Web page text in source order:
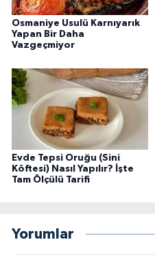
Osmaniye Usulü Karnıyarık
Yapan Bir Daha
Vazgeçmiyor
Evde Tepsi Oruğu (Sini
Köftesi) Nasıl Yapılır? İşte
Tam Ölçülü Tarifi
Yorumlar